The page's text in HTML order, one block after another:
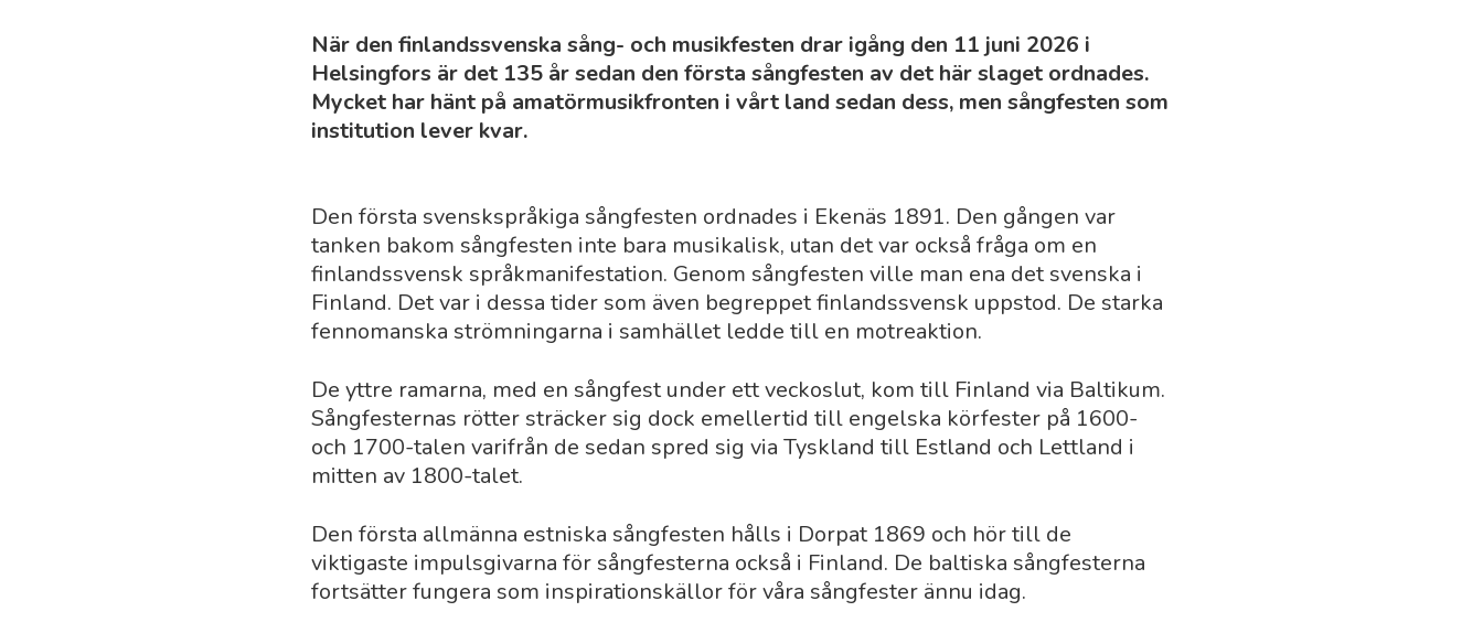
När den finlandssvenska sång- och musikfesten drar igång den 11 juni 2026 i
Helsingfors är det 135 år sedan den första sångfesten av det här slaget ordnades.
Mycket har hänt på amatörmusikfronten i vårt land sedan dess, men sångfesten som
institution lever kvar.
Den första svenskspråkiga sångfesten ordnades i Ekenäs 1891. Den gången var
tanken bakom sångfesten inte bara musikalisk, utan det var också fråga om en
finlandssvensk språkmanifestation. Genom sångfesten ville man ena det svenska i
Finland. Det var i dessa tider som även begreppet finlandssvensk uppstod. De starka
fennomanska strömningarna i samhället ledde till en motreaktion.
De yttre ramarna, med en sångfest under ett veckoslut, kom till Finland via Baltikum.
Sångfesternas rötter sträcker sig dock emellertid till engelska körfester på 1600-
och 1700-talen varifrån de sedan spred sig via Tyskland till Estland och Lettland i
mitten av 1800-talet.
Den första allmänna estniska sångfesten hålls i Dorpat 1869 och hör till de
viktigaste impulsgivarna för sångfesterna också i Finland. De baltiska sångfesterna
fortsätter fungera som inspirationskällor för våra sångfester ännu idag.